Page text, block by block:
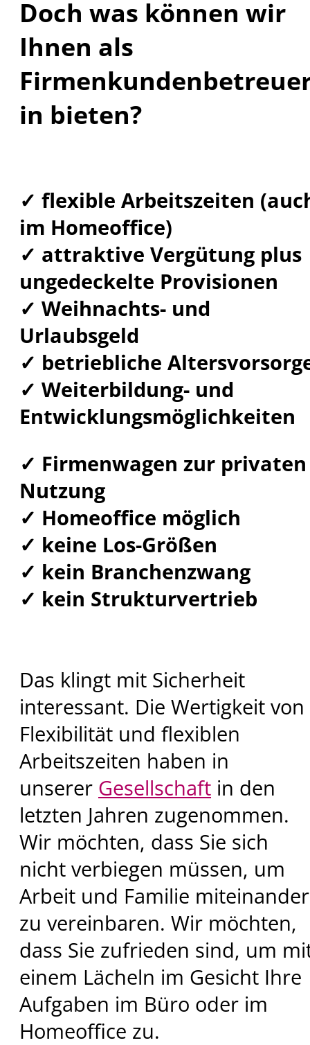
Doch was können wir
Ihnen als
in bieten?
✓ flexible Arbeitszeiten
im Homeoffice)
✓ attraktive Vergütung plus
ungedeckelte Provisionen
✓ Weihnachts- und
Urlaubsgeld
✓ betriebliche
✓ Weiterbildung- und
Entwicklungsmöglichkeiten
✓ Firmenwagen zur privaten
Nutzung
✓ Homeoffice möglich
✓ keine Los-Größen
✓ kein Branchenzwang
✓ kein Strukturvertrieb
Das klingt mit Sicherheit
interessant. Die Wertigkeit von
Flexibilität und flexiblen
Arbeitszeiten haben in
unserer Gesellschaft in den
letzten Jahren zugenommen.
Wir möchten, dass Sie sich
nicht verbiegen müssen, um
Arbeit und Familie miteinander
zu vereinbaren. Wir möchten,
dass Sie zufrieden sind, um
einem Lächeln im Gesicht Ihre
Aufgaben im Büro oder im
Homeoffice zu.